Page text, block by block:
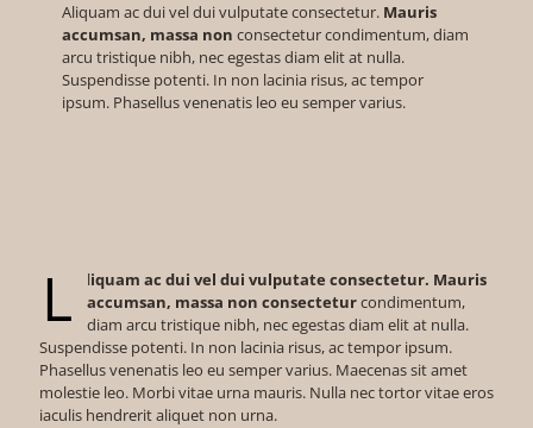
Aliquam ac dui vel dui vulputate consectetur. Mauris
accumsan, massa non consectetur condimentum, diam
arcu tristique nibh, nec egestas diam elit at nulla.
Suspendisse potenti. In non lacinia risus, ac tempor
ipsum. Phasellus venenatis leo eu semper varius.
L liquam ac dui vel dui vulputate consectetur. Mauris
accumsan, massa non consecteturcondimentum,
diam arcu tristique nibh, nec egestas diam elit at nulla.
Suspendisse potenti. In non lacinia risus, ac tempor ipsum.
Phasellus venenatis leo eu semper varius. Maecenas sit amet
molestie leo. Morbi vitae urna mauris. Nulla nec tortor vitae eros
iaculis hendrerit aliquet non urna.